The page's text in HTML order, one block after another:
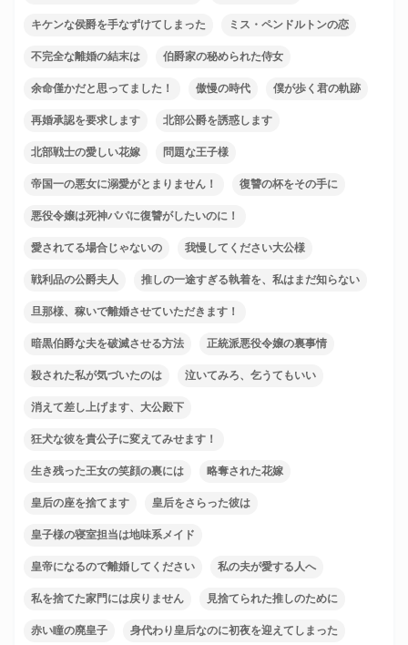
キケンな侯爵を手なずけてしまった ミス・ペンドルトンの恋
不完全な離婚の結末は 伯爵家の秘められた侍女
余命僅かだと思ってました！ 傲慢の時代 僕が歩く君の軌跡
再婚承認を要求します 北部公爵を誘惑します
北部戦士の愛しい花嫁 問題な王子様
帝国一の悪女に溺愛がとまりません！ 復讐の杯をその手に
悪役令嬢は死神パパに復讐がしたいのに！
愛されてる場合じゃないの 我慢してください大公様
戦利品の公爵夫人 推しの一途すぎる執着を、私はまだ知らない
旦那様、稼いで離婚させていただきます！
暗黒伯爵な夫を破滅させる方法 正統派悪役令嬢の裏事情
殺された私が気づいたのは 泣いてみろ、乞うてもいい
消えて差し上げます、大公殿下
狂犬な彼を貴公子に変えてみせます！
生き残った王女の笑顔の裏には 略奪された花嫁
皇后の座を捨てます 皇后をさらった彼は
皇子様の寝室担当は地味系メイド
皇帝になるので離婚してください 私の夫が愛する人へ
私を捨てた家門には戻りません 見捨てられた推しのために
赤い瞳の廃皇子 身代わり皇后なのに初夜を迎えてしまった